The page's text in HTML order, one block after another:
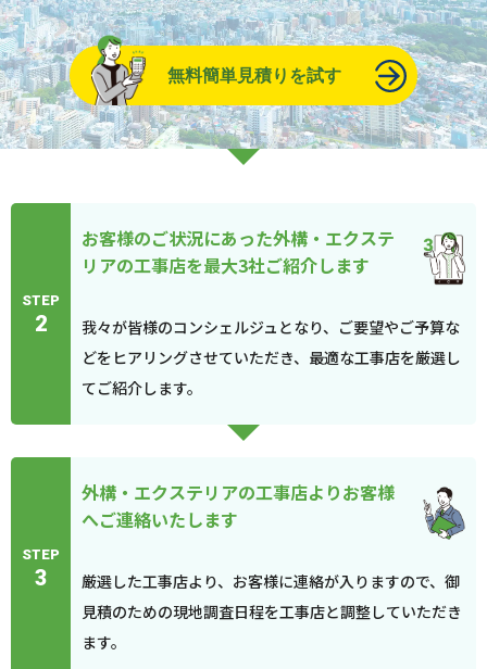
無料簡単見積りを試す
STEP
2
お客様のご状況にあった外構・エクステ
リアの工事店を最大3社ご紹介します
我々が皆様のコンシェルジュとなり、ご要望やご予算な
どをヒアリングさせていただき、最適な工事店を厳選し
てご紹介します。
STEP
3
外構・エクステリアの工事店よりお客様
へご連絡いたします
厳選した工事店より、お客様に連絡が入りますので、御
見積のための現地調査日程を工事店と調整していただき
ます。